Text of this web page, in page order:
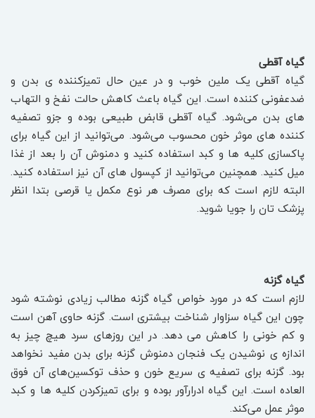
گیاه آقطی
گیاه آقطی یک ملین خوب و در عین حال تمیزکننده ی بدن و
ضدعفونی کننده است. این گیاه باعث کاهش حالت نفخ و التهاب
های بدن می‌شود. گیاه آقطی قابض طبیعی بوده و جزو تصفیه
کننده های موثر خون محسوب می‌شود. می‌توانید از این گیاه برای
پاکسازی کلیه ها و کبد استفاده کنید و دمنوش آن را بعد از غذا
میل کنید. همچنین می‌توانید از کپسول های آن نیز استفاده کنید.
البته لازم است که برای مصرف هر نوع مکمل یا قرصی بتدا انظر
پزشک تان را جویا شوید.
گیاه گزنه
لازم است که در مورد خواص گیاه گزنه مطالب زیادی نوشته شود
چون این گیاه سزاوار شناخت بیشتری است. گزنه حاوی آهن است
و کم خونی را کاهش می دهد. در این روزهای سرد هیچ چیز به
اندازه ی نوشیدن یک فنجان دمنوش گزنه برای بدن مفید نخواهد
بود. گزنه برای تصفیه ی سریع خون و حذف توکسین‌های آن فوق
العاده است. این گیاه ادرارآور بوده و برای تمیزکردن کلیه ها و کبد
موثر عمل می‌کند.